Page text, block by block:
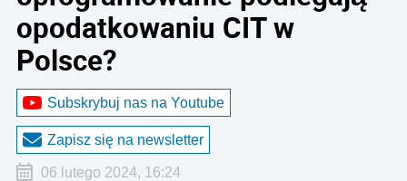
opodatkowaniu CIT w
Polsce?
Subskrybuj nas na Youtube
Zapisz się na newsletter
06 lutego 2024, 16:24